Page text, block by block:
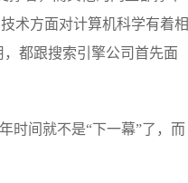
术方面对计算机科学有着相
都跟搜索引擎公司首先面
时间就不是“下一幕”了，而